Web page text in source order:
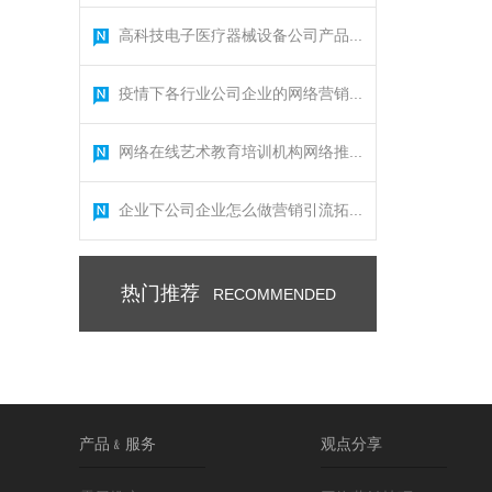
高科技电子医疗器械设备公司产品...
疫情下各行业公司企业的网络营销...
网络在线艺术教育培训机构网络推...
企业下公司企业怎么做营销引流拓...
热门推荐 RECOMMENDED
产品﹠服务 观点分享